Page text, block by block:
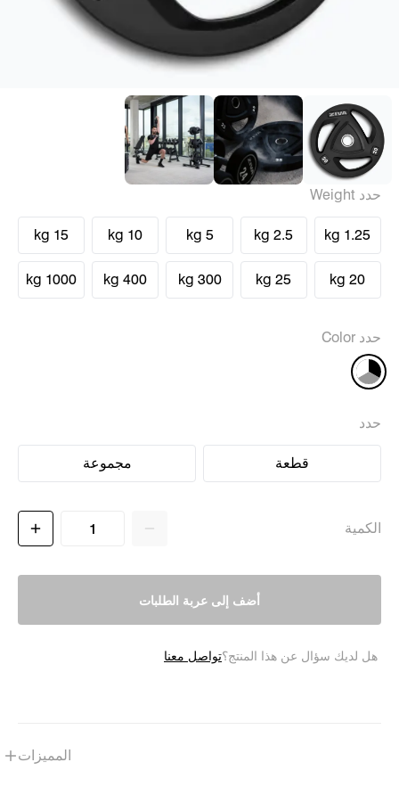
حدد Weight
1.25 kg
2.5 kg
5 kg
10 kg
15 kg
20 kg
25 kg
300 kg
400 kg
1000 kg
حدد Color
حدد
قطعة مجموعة
الكمية
أضف إلى عربة الطلبات
هل لديك سؤال عن هذا المنتج؟تواصل معنا
المميزات